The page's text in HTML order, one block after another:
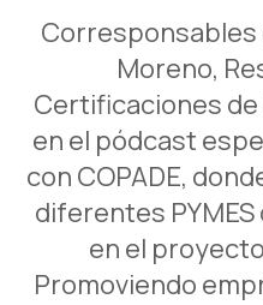
Moreno,
Certificaciones de
en el pódcast
con COPADE,
diferentes
en el proyecto
Promoviendo